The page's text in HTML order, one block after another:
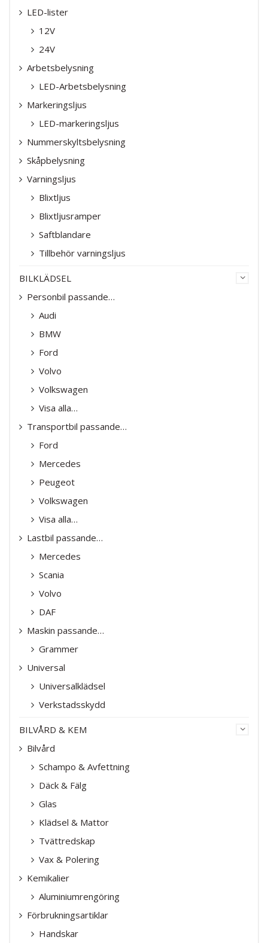
LED-lister
12V
24V
Arbetsbelysning
LED-Arbetsbelysning
Markeringsljus
LED-markeringsljus
Nummerskyltsbelysning
Skåpbelysning
Varningsljus
Blixtljus
Blixtljusramper
Saftblandare
Tillbehör varningsljus
BILKLÄDSEL
Personbil passande…
Audi
BMW
Ford
Volvo
Volkswagen
Visa alla…
Transportbil passande…
Ford
Mercedes
Peugeot
Volkswagen
Visa alla…
Lastbil passande…
Mercedes
Scania
Volvo
DAF
Maskin passande…
Grammer
Universal
Universalklädsel
Verkstadsskydd
BILVÅRD & KEM
Bilvård
Schampo & Avfettning
Däck & Fälg
Glas
Klädsel & Mattor
Tvättredskap
Vax & Polering
Kemikalier
Aluminiumrengöring
Förbrukningsartiklar
Handskar